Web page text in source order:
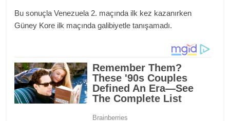
Bu sonuçla Venezuela 2. maçında ilk kez kazanırken
Güney Kore ilk maçında galibiyetle tanışamadı.